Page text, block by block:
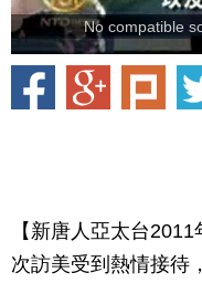
No compatible
【新唐人亞太台
次訪美受到熱情接待